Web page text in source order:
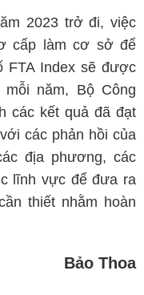
2023 trở đi, việc
cấp làm cơ sở để
FTA Index sẽ được
năm, Bộ Công
các kết quả đã đạt
các phản hồi của
địa phương, các
lĩnh vực để đưa ra
thiết nhằm hoàn
Bảo Thoa